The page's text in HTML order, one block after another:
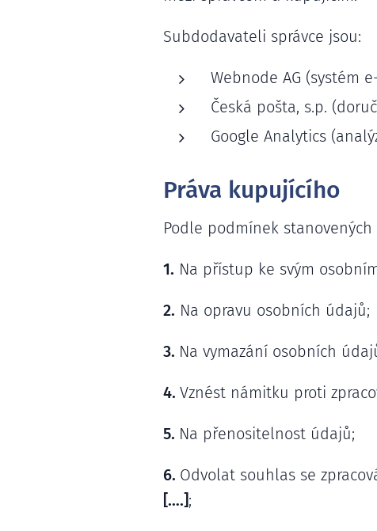
Subdodavateli správce jsou:
Webnode AG (systém
Česká pošta, s.p.
Google Analytics
Práva kupujícího
Podle podmínek
1. Na přístup ke svým
2. Na opravu osobních údajů;
3. Na vymazání osobních
4. Vznést námitku proti
5. Na přenositelnost údajů;
6. Odvolat souhlas se
[….];